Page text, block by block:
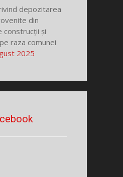
depozitarea
din
construcții și
raza comunei
2025